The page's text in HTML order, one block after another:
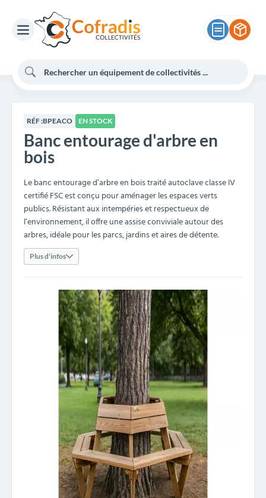
RÉF :BPEACO EN STOCK
Banc entourage d'arbre en
bois
Le banc entourage d’arbre en bois traité autoclave classe IV
certifié FSC est conçu pour aménager les espaces verts
publics. Résistant aux intempéries et respectueux de
l’environnement, il offre une assise conviviale autour des
arbres, idéale pour les parcs, jardins et aires de détente.
Plus d'infos